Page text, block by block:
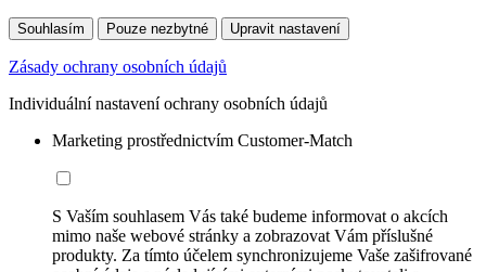
Souhlasím Pouze nezbytné Upravit nastavení
Zásady ochrany osobních údajů
Individuální nastavení ochrany osobních údajů
Marketing prostřednictvím Customer-Match
S Vaším souhlasem Vás také budeme informovat o akcích
mimo naše webové stránky a zobrazovat Vám příslušné
produkty. Za tímto účelem synchronizujeme Vaše zašifrované